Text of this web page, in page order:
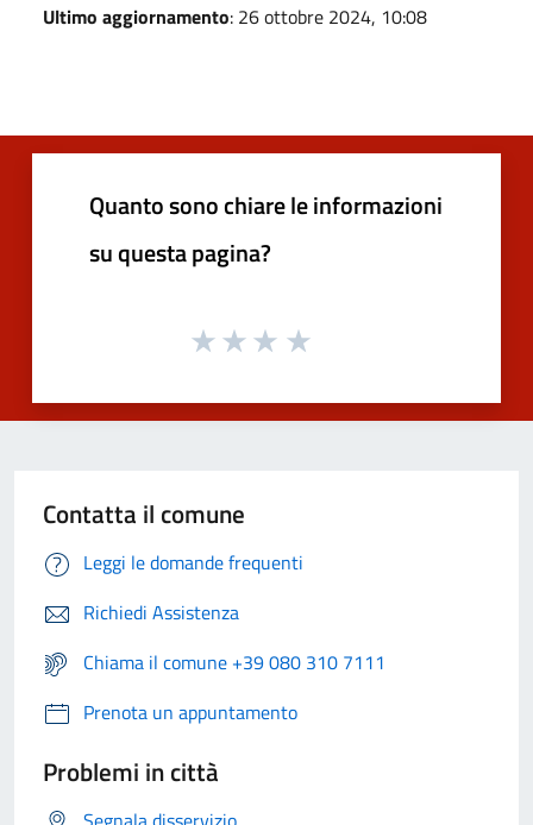
Ultimo aggiornamento: 26 ottobre 2024, 10:08
Quanto sono chiare le informazioni
su questa pagina?
Contatta il comune
Leggi le domande frequenti
Richiedi Assistenza
Chiama il comune +39 080 310 7111
Prenota un appuntamento
Problemi in città